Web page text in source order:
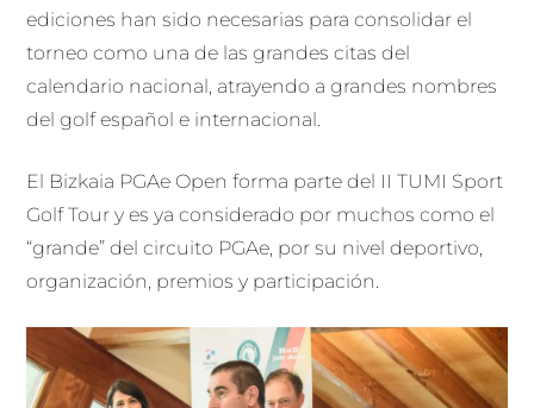
ediciones han sido necesarias para consolidar el
torneo como una de las grandes citas del
calendario nacional, atrayendo a grandes nombres
del golf español e internacional.
El Bizkaia PGAe Open forma parte del II TUMI Sport
Golf Tour y es ya considerado por muchos como el
“grande” del circuito PGAe, por su nivel deportivo,
organización, premios y participación.